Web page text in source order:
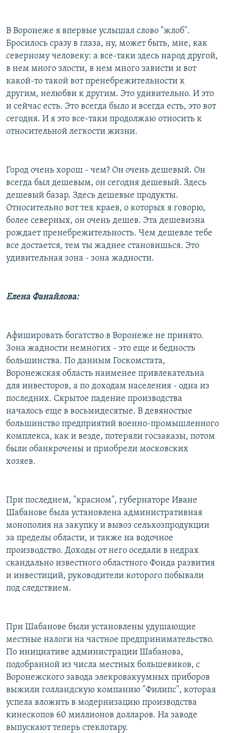
В Воронеже я впервые услышал слово "жлоб".
Бросилось сразу в глаза, ну, может быть, мне, как
северному человеку: а все-таки здесь народ другой,
в нем много злости, в нем много зависти и вот
какой-то такой вот пренебрежительности к
другим, нелюбви к другим. Это удивительно. И это
и сейчас есть. Это всегда было и всегда есть, это вот
сегодня. И я это все-таки продолжаю относить к
относительной легкости жизни.
Город очень хорош - чем? Он очень дешевый. Он
всегда был дешевым, он сегодня дешевый. Здесь
дешевый базар. Здесь дешевые продукты.
Относительно вот тех краев, о которых я говорю,
более северных, он очень дешев. Эта дешевизна
рождает пренебрежительность. Чем дешевле тебе
все достается, тем ты жаднее становишься. Это
удивительная зона - зона жадности.
Елена Фанайлова:
Афишировать богатство в Воронеже не принято.
Зона жадности немногих - это еще и бедность
большинства. По данным Госкомстата,
Воронежская область наименее привлекательна
для инвесторов, а по доходам населения - одна из
последних. Скрытое падение производства
началось еще в восьмидесятые. В девяностые
большинство предприятий военно-промышленного
комплекса, как и везде, потеряли госзаказы, потом
были обанкрочены и приобрели московских
хозяев.
При последнем, "красном", губернаторе Иване
Шабанове была установлена административная
монополия на закупку и вывоз сельхозпродукции
за пределы области, и также на водочное
производство. Доходы от него оседали в недрах
скандально известного областного Фонда развития
и инвестиций, руководители которого побывали
под следствием.
При Шабанове были установлены удушающие
местные налоги на частное предпринимательство.
По инициативе администрации Шабанова,
подобранной из числа местных большевиков, с
Воронежского завода элекровакуумных приборов
выжили голландскую компанию "Филипс", которая
успела вложить в модернизацию производства
кинескопов 60 миллионов долларов. На заводе
выпускают теперь стеклотару.